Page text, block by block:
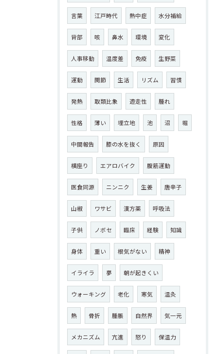
言葉 江戸時代 熱中症 水分補給
背部 咳 鼻水 環境 変化
人事移動 温度差 免疫 生野菜
運動 関節 生活 リズム 習慣
発熱 取類比象 遊走性 腫れ
性格 薄い 埋立地 池 沼 堀
中間報告 膝の水を抜く 原因
横座り エアロバイク 腹筋運動
医食同源 ニンニク 生姜 唐辛子
山椒 ワサビ 漢方薬 呼吸法
子供 ノボセ 臨床 経験 知識
身体 重い 根気がない 精神
イライラ 夢 朝が起きくい
ウォーキング 老化 寒気 温灸
熱 骨折 腫脹 自然界 気一元
メカニズム 亢進 怒り 保温力